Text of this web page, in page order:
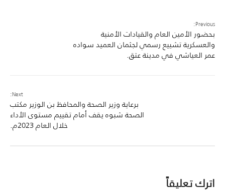
Previous:
بحضور الأمين العام والقيادات الأمنية
والعسكرية تشييع رسمي لجثمان العميد سواده
عمر العياشي في مدينة عتق.
Next:
برعاية وزير الصحة والمحافظ بن الوزير مكتب
الصحة شبوه يقف أمام تقييم مستوى الأداء
خلال العام 2023م.
اترك تعليقاً